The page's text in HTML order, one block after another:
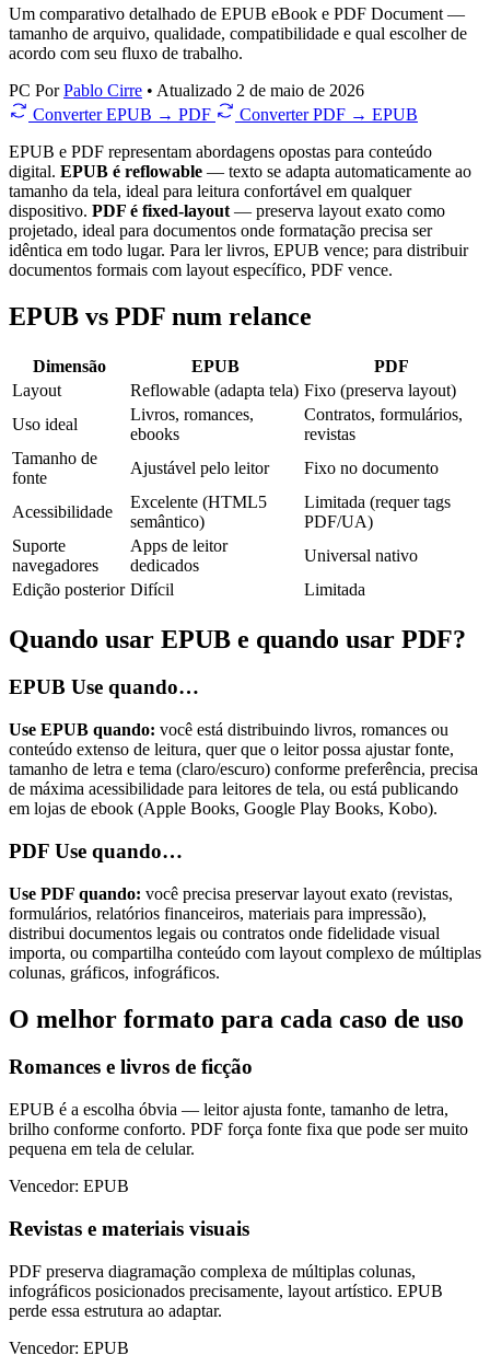
Um comparativo detalhado de EPUB eBook e PDF Document —
tamanho de arquivo, qualidade, compatibilidade e qual escolher de
acordo com seu fluxo de trabalho.
PC PorPablo Cirre • Atualizado 2 de maio de 2026
Converter EPUB → PDF
Converter PDF → EPUB
EPUB e PDF representam abordagens opostas para conteúdo
digital. EPUB é reflowable — texto se adapta automaticamente ao
tamanho da tela, ideal para leitura confortável em qualquer
dispositivo. PDF é fixed-layout — preserva layout exato como
projetado, ideal para documentos onde formatação precisa ser
idêntica em todo lugar. Para ler livros, EPUB vence; para distribuir
documentos formais com layout específico, PDF vence.
EPUB vs PDF num relance
Dimensão EPUB
PDF
Layout
Reflowable (adapta tela) Fixo (preserva layout)
Uso ideal
Livros, romances,
ebooks
Contratos, formulários,
revistas
Tamanho de
fonte
Ajustável pelo leitor Fixo no documento
Acessibilidade
Excelente (HTML5
semântico)
Limitada (requer tags
PDF/UA)
Suporte
navegadores
Apps de leitor
dedicados
Universal nativo
Edição posterior Difícil Limitada
Quando usar EPUB e quando usar PDF?
EPUB Use quando…
Use EPUB quando: você está distribuindo livros, romances ou
conteúdo extenso de leitura, quer que o leitor possa ajustar fonte,
tamanho de letra e tema (claro/escuro) conforme preferência, precisa
de máxima acessibilidade para leitores de tela, ou está publicando
em lojas de ebook (Apple Books, Google Play Books, Kobo).
PDF Use quando…
Use PDF quando: você precisa preservar layout exato (revistas,
formulários, relatórios financeiros, materiais para impressão),
distribui documentos legais ou contratos onde fidelidade visual
importa, ou compartilha conteúdo com layout complexo de múltiplas
colunas, gráficos, infográficos.
O melhor formato para cada caso de uso
Romances e livros de ficção
EPUB é a escolha óbvia — leitor ajusta fonte, tamanho de letra,
brilho conforme conforto. PDF força fonte fixa que pode ser muito
pequena em tela de celular.
Vencedor: EPUB
Revistas e materiais visuais
PDF preserva diagramação complexa de múltiplas colunas,
infográficos posicionados precisamente, layout artístico. EPUB
perde essa estrutura ao adaptar.
Vencedor: EPUB